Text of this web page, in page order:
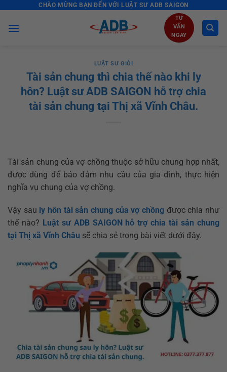
content
CHÀO MỪNG BẠN ĐẾN VỚI LUẬT SƯ ADB SAIGON
TƯ
VẤN
NGAY
LUẬT SƯ GIỎI
Tài sản chung thì chia thế nào khi ly
hôn? Luật sư ADB SAIGON hỗ trợ chia
tài sản chung tại Thị xã Vĩnh Châu.
Tài sản chung của vợ chồng thuộc sở hữu chung hợp nhất,
được dùng để bảo đảm nhu cầu của gia đình, thực hiện
nghĩa vụ chung của vợ chồng.
Vậy sau ly hôn tài sản chung của vợ chồng được chia như
thế nào? Luật sư ADB SAIGON hỗ trợ chia tài sản chung
tại Thị xã Vĩnh Châu sẽ chia sẻ trong bài viết dưới đây.